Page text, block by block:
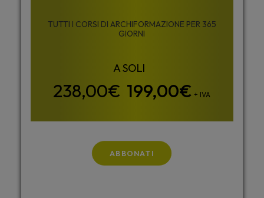
TUTTI I CORSI DI ARCHIFORMAZIONE PER 365
GIORNI
199,00€ + IVA
ABBONATI